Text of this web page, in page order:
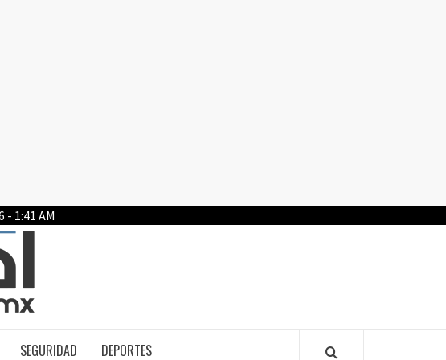
- 1:41 AM
SEGURIDAD DEPORTES